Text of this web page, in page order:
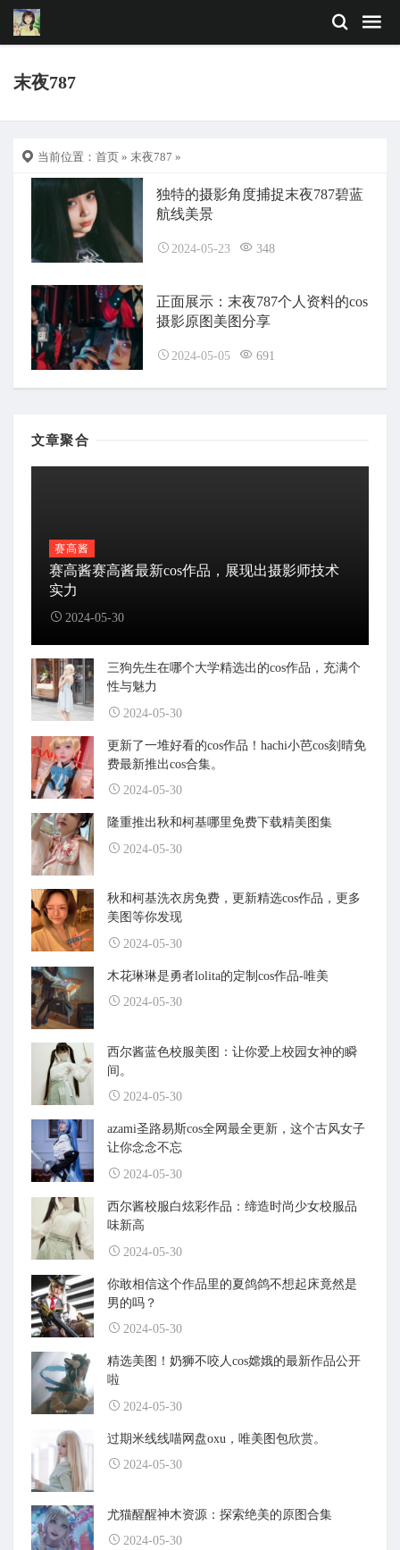
末夜787
当前位置： 首页 » 末夜787 »
独特的摄影角度捕捉末夜787碧蓝
航线美景
2024-05-23 348
正面展示：末夜787个人资料的cos
摄影原图美图分享
2024-05-05 691
文章聚合
赛高酱
赛高酱赛高酱最新cos作品，展现出摄影师技术
实力
2024-05-30
三狗先生在哪个大学精选出的cos作品，充满个
性与魅力
2024-05-30
更新了一堆好看的cos作品！hachi小芭cos刻晴免
费最新推出cos合集。
2024-05-30
隆重推出秋和柯基哪里免费下载精美图集
2024-05-30
秋和柯基洗衣房免费，更新精选cos作品，更多
美图等你发现
2024-05-30
木花琳琳是勇者lolita的定制cos作品-唯美
2024-05-30
西尔酱蓝色校服美图：让你爱上校园女神的瞬
间。
2024-05-30
azami圣路易斯cos全网最全更新，这个古风女子
让你念念不忘
2024-05-30
西尔酱校服白炫彩作品：缔造时尚少女校服品
味新高
2024-05-30
你敢相信这个作品里的夏鸽鸽不想起床竟然是
男的吗？
2024-05-30
精选美图！奶狮不咬人cos嫦娥的最新作品公开
啦
2024-05-30
过期米线线喵网盘oxu，唯美图包欣赏。
2024-05-30
尤猫醒醒神木资源：探索绝美的原图合集
2024-05-30